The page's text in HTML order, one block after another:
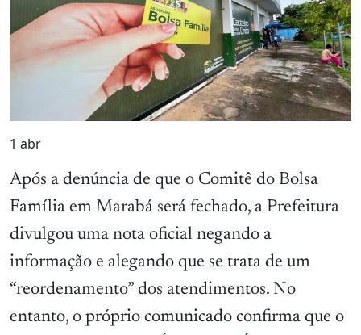
1 abr
Após a denúncia de que o Comitê do Bolsa
Família em Marabá será fechado, a Prefeitura
divulgou uma nota oficial negando a
informação e alegando que se trata de um
“reordenamento” dos atendimentos. No
entanto, o próprio comunicado confirma que o